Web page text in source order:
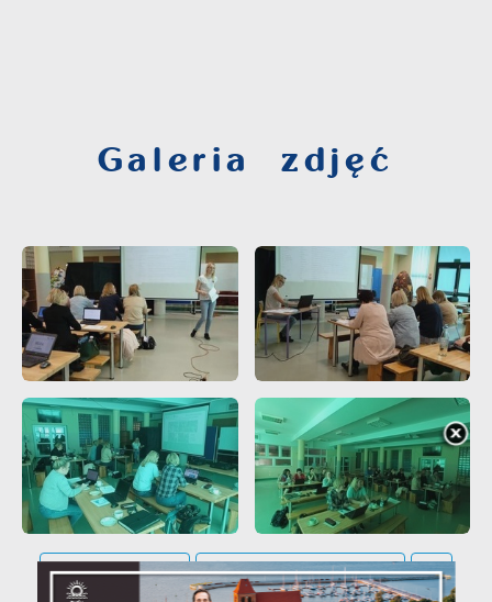
Galeria zdjęć
POWRÓT UDOSTĘPNIJ